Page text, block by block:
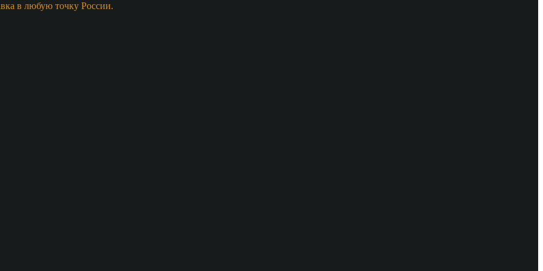
в любую точку России.